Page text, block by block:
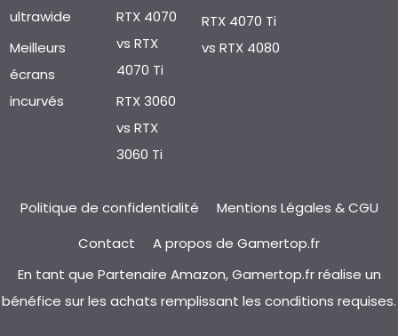
ultrawide
Meilleurs
écrans
incurvés
RTX 4070
vs RTX
4070 Ti
RTX 3060
vs RTX
3060 Ti
RTX 4070 Ti
vs RTX 4080
Politique de confidentialité
Mentions Légales & CGU
Contact
A propos de Gamertop.fr
En tant que Partenaire Amazon, Gamertop.fr réalise un
bénéfice sur les achats remplissant les conditions requises.